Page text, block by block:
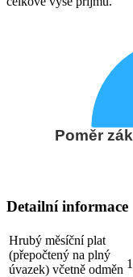
Poměr
Detailní informace
Hrubý měsíční plat
(přepočtený na plný
úvazek) včetně odměn